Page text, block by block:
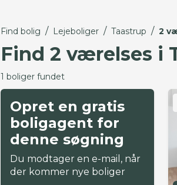
Find bolig / Lejeboliger / Taastrup / 2
Find 2 værelses i
1 boliger fundet
Opret en gratis
boligagent for
denne søgning
Du modtager en e-mail, når
der kommer nye boliger